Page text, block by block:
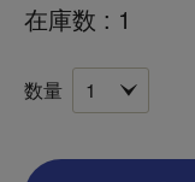
在庫数 1